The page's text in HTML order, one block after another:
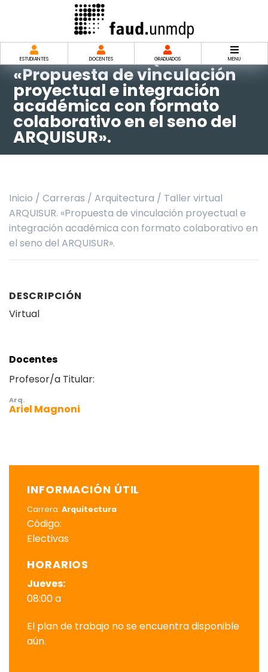
ESTUDIANTES DOCENTES GRADUADOS MENU
Taller virtual ARQUISUR.
«Propuesta de vinculación
proyectual e integración
académica con formato
colaborativo en el seno del
ARQUISUR».
Inicio / Carreras / Arquitectura / Taller virtual
ARQUISUR. «Propuesta de vinculación proyectual e
integración académica con formato colaborativo en
el seno del ARQUISUR».
DESCRIPCIÓN
Virtual
Docentes
Profesor/a Titular:
Arq.
Ariel Magnoni
INFORMACIÓN ÚTIL
Carrera: Arquitectura
Código:
Electivas
HORARIOS
Jueves:
08:00 a
El plan de trabajo no se encuentra disponible
aún.